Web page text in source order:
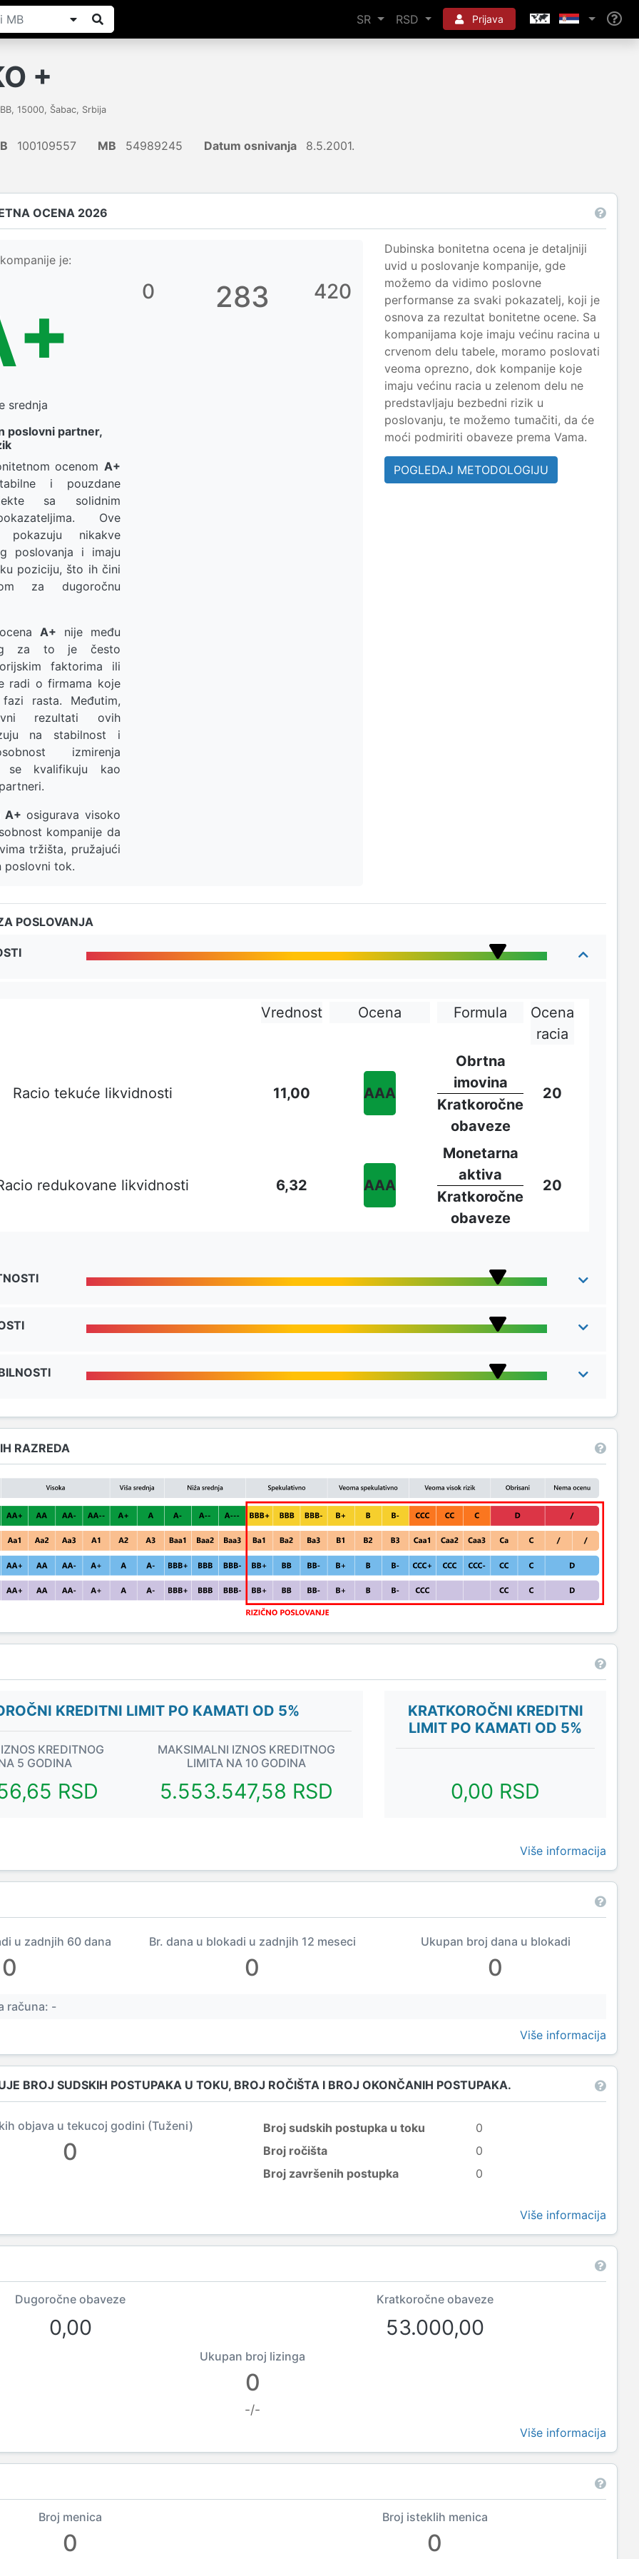
SR RSD Prijava
+
, 15000, Šabac, Srbija
100109557 MB 54989245 Datum osnivanja 8.5.2001.
OCENA 2026
je:
srednja
poslovni partner,
ocenom A+
i pouzdane
sa solidnim
Ove
pokazuju nikakve
poslovanja i imaju
poziciju, što ih čini
za dugoročnu
A+ nije među
za to je često
faktorima ili
radi o firmama koje
rasta. Međutim,
rezultati ovih
na stabilnost i
izmirenja
se kvalifikuju kao
A+ osigurava visoko
kompanije da
tržišta, pružajući
poslovni tok.
0 283 420
Dubinska bonitetna ocena je detaljniji
uvid u poslovanje kompanije, gde
možemo da vidimo poslovne
performanse za svaki pokazatelj, koji je
osnova za rezultat bonitetne ocene. Sa
kompanijama koje imaju većinu racina u
crvenom delu tabele, moramo poslovati
veoma oprezno, dok kompanije koje
imaju većinu racia u zelenom delu ne
predstavljaju bezbedni rizik u
poslovanju, te možemo tumačiti, da će
moći podmiriti obaveze prema Vama.
POGLEDAJ METODOLOGIJU
POSLOVANJA
Vrednost Ocena Formula
Ocena
racia
Racio tekuće likvidnosti 11,00 AAA
Obrtna
imovina
Kratkoročne
obaveze
20
redukovane likvidnosti 6,32 AAA
Monetarna
aktiva
Kratkoročne
obaveze
20
RAZREDA
KREDITNI LIMIT PO KAMATI OD 5%
KREDITNOG
5 GODINA
RSD
MAKSIMALNI IZNOS KREDITNOG
LIMITA NA 10 GODINA
5.553.547,58 RSD
KRATKOROČNI KREDITNI
LIMIT PO KAMATI OD 5%
0,00 RSD
Više informacija
u zadnjih 60 dana
0
Br. dana u blokadi u zadnjih 12 meseci
0
Ukupan broj dana u blokadi
0
računa: -
Više informacija
BROJ SUDSKIH POSTUPAKA U TOKU, BROJ ROČIŠTA I BROJ OKONČANIH POSTUPAKA.
objava u tekucoj godini (Tuženi)
0
Broj sudskih postupka u toku
0
Broj ročišta
0
Broj završenih postupka
0
Više informacija
Dugoročne obaveze
0,00
Kratkoročne obaveze
53.000,00
Ukupan broj lizinga
0
-/-
Više informacija
Broj menica
0
Broj isteklih menica
0